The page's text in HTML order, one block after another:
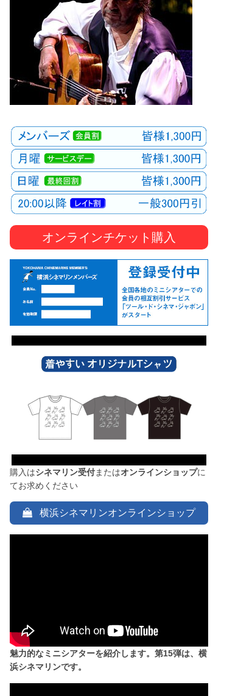
オンラインチケット購入
購入はシネマリン受付またはオンラインショップに
てお求めください
横浜シネマリンオンラインショップ
魅力的なミニシアターを紹介します。第15弾は、横
浜シネマリンです。